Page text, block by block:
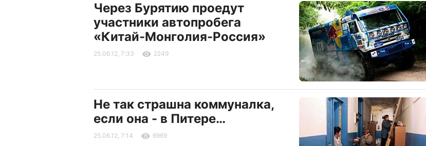
Через Бурятию проедут
участники автопробега
«Китай-Монголия-Россия»
25.06.12, 7:33 2249
Не так страшна коммуналка,
если она - в Питере…
25.06.12, 7:14 6969